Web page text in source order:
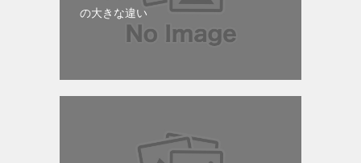
の大きな違い